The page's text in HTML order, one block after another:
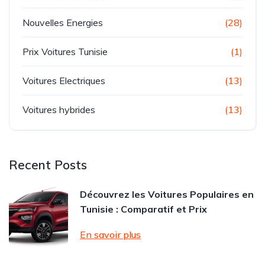
Nouvelles Energies (28)
Prix Voitures Tunisie (1)
Voitures Electriques (13)
Voitures hybrides (13)
Recent Posts
Découvrez les Voitures Populaires en
Tunisie : Comparatif et Prix
En savoir plus